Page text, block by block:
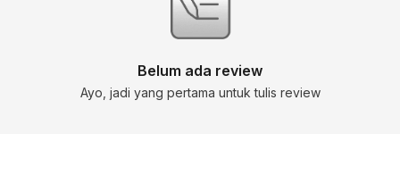
Belum ada review
Ayo, jadi yang pertama untuk tulis review